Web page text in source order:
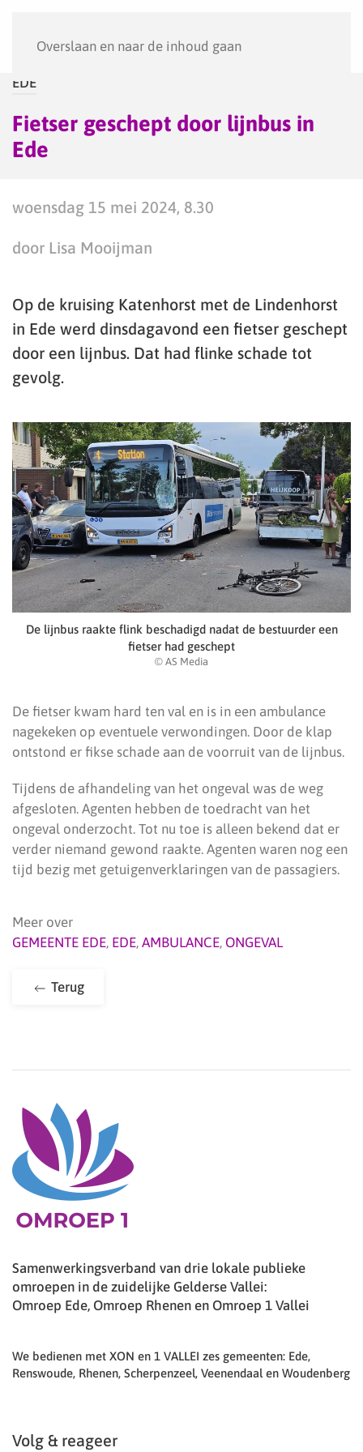
Overslaan en naar de inhoud gaan
EDE
Fietser geschept door lijnbus in
Ede
woensdag 15 mei 2024, 8.30
door Lisa Mooijman
Op de kruising Katenhorst met de Lindenhorst
in Ede werd dinsdagavond een fietser geschept
door een lijnbus. Dat had flinke schade tot
gevolg.
De lijnbus raakte flink beschadigd nadat de bestuurder een
fietser had geschept
© AS Media
De fietser kwam hard ten val en is in een ambulance
nagekeken op eventuele verwondingen. Door de klap
ontstond er fikse schade aan de voorruit van de lijnbus.
Tijdens de afhandeling van het ongeval was de weg
afgesloten. Agenten hebben de toedracht van het
ongeval onderzocht. Tot nu toe is alleen bekend dat er
verder niemand gewond raakte. Agenten waren nog een
tijd bezig met getuigenverklaringen van de passagiers.
Meer over
GEMEENTE EDE, EDE, AMBULANCE, ONGEVAL
Terug
Samenwerkingsverband van drie lokale publieke
omroepen in de zuidelijke Gelderse Vallei:
Omroep Ede, Omroep Rhenen en Omroep 1 Vallei
We bedienen met XON en 1 VALLEI zes gemeenten: Ede,
Renswoude, Rhenen, Scherpenzeel, Veenendaal en Woudenberg
Volg & reageer